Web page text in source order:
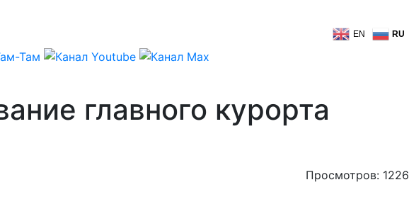
EN RU
главного курорта
Просмотров: 1226